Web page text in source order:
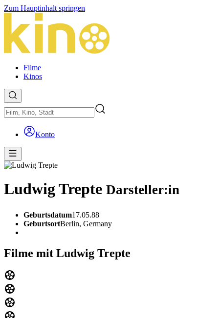
Zum Hauptinhalt springen
Filme
Kinos
Konto
Ludwig Trepte Darsteller:in
Geburtsdatum17.05.88
GeburtsortBerlin, Germany
Filme mit Ludwig Trepte